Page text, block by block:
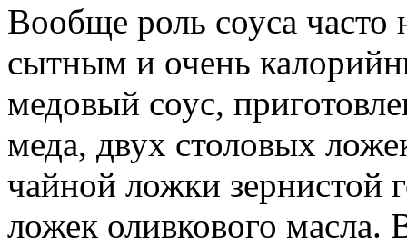
Вообще роль соуса часто
сытным и очень
медовый соус,
меда, двух столовых
чайной ложки зернистой
ложек оливкового